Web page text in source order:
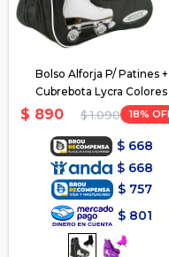
Bolso Alforja P/ Patines +
Cubrebota Lycra Colores
$ 890 $ 1.090 18
$ 668
$ 668
$ 757
$ 801